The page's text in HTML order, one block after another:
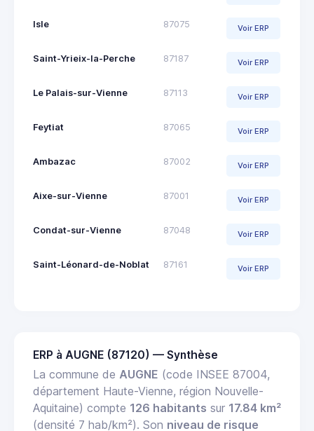
Isle 87075 Voir ERP
Saint-Yrieix-la-Perche 87187 Voir ERP
Le Palais-sur-Vienne 87113 Voir ERP
Feytiat 87065 Voir ERP
Ambazac 87002 Voir ERP
Aixe-sur-Vienne 87001 Voir ERP
Condat-sur-Vienne 87048 Voir ERP
Saint-Léonard-de-Noblat 87161 Voir ERP
ERP à AUGNE (87120) — Synthèse
La commune de AUGNE (code INSEE 87004,
département Haute-Vienne, région Nouvelle-
Aquitaine) compte 126 habitants sur 17.84 km²
(densité 7 hab/km²). Son niveau de risque